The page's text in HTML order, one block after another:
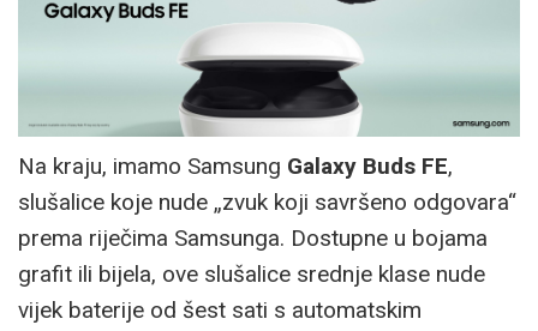
Na kraju, imamo Samsung Galaxy Buds FE,
slušalice koje nude „zvuk koji savršeno odgovara“
prema riječima Samsunga. Dostupne u bojama
grafit ili bijela, ove slušalice srednje klase nude
vijek baterije od šest sati s automatskim